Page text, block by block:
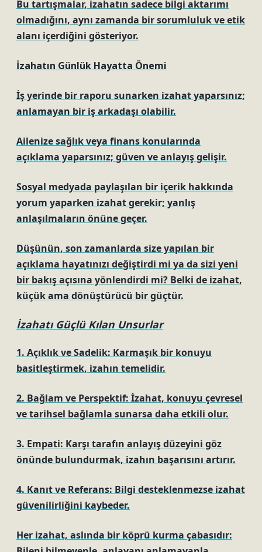
Bu tartışmalar, izahatın sadece bilgi aktarımı
olmadığını, aynı zamanda bir sorumluluk ve etik
alanı içerdiğini gösteriyor.
İzahatın Günlük Hayatta Önemi
İş yerinde bir raporu sunarken izahat yaparsınız;
anlamayan bir iş arkadaşı olabilir.
Ailenize sağlık veya finans konularında
açıklama yaparsınız; güven ve anlayış gelişir.
Sosyal medyada paylaşılan bir içerik hakkında
yorum yaparken izahat gerekir; yanlış
anlaşılmaların önüne geçer.
Düşünün, son zamanlarda size yapılan bir
açıklama hayatınızı değiştirdi mi ya da sizi yeni
bir bakış açısına yönlendirdi mi? Belki de izahat,
küçük ama dönüştürücü bir güçtür.
İzahatı Güçlü Kılan Unsurlar
1. Açıklık ve Sadelik: Karmaşık bir konuyu
basitleştirmek, izahın temelidir.
2. Bağlam ve Perspektif: İzahat, konuyu çevresel
ve tarihsel bağlamla sunarsa daha etkili olur.
3. Empati: Karşı tarafın anlayış düzeyini göz
önünde bulundurmak, izahın başarısını artırır.
4. Kanıt ve Referans: Bilgi desteklenmezse izahat
güvenilirliğini kaybeder.
Her izahat, aslında bir köprü kurma çabasıdır: